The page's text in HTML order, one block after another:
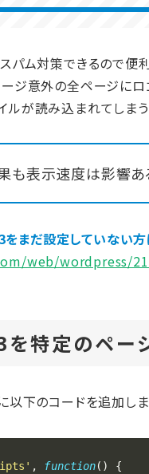
ム対策できるので便利
ジ意外の全ページにロ
ルが読み込まれてしま
も表示速度は影響あ
だ設定していない方
web/wordpress/
特定のペー
以下のコードを追加しま
, function( )
{